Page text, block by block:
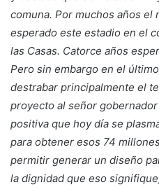
comuna. Por muchos años
esperado este estadio en el
las Casas. Catorce años
Pero sin embargo en el
destrabar principalmente el
proyecto al señor
positiva que hoy día se
para obtener esos 74
permitir generar un diseño
la dignidad que eso